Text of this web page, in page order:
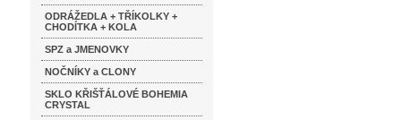
ODRÁŽEDLA + TŘÍKOLKY +
CHODÍTKA + KOLA
SPZ a JMENOVKY
NOČNÍKY a CLONY
SKLO KŘIŠŤÁLOVÉ BOHEMIA
CRYSTAL